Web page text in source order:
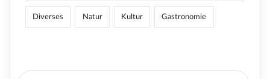
Diverses Natur Kultur Gastronomie